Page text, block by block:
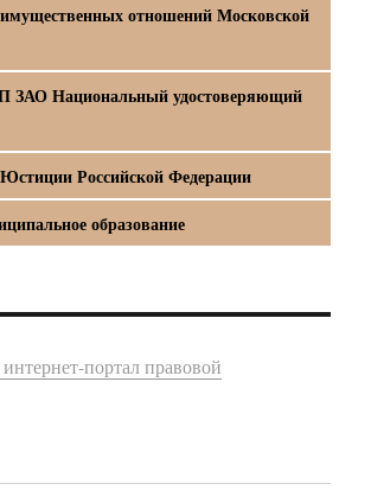
отношений Московской
ЗАО Национальный удостоверяющий
Российской Федерации
образование
портал правовой